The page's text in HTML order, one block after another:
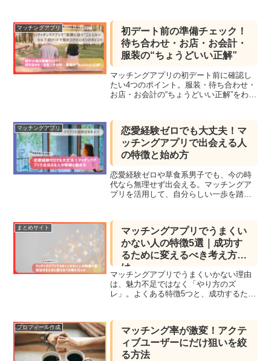
が見落としがちな違いをわかりやすく整
理しています。この記事を読めば、安心
してアプリを選べる視点が手に入りま
す。
マッチングアプリ
初デート前の準備チェック！
待ち合わせ・お店・お会計・
服装の“ちょうどいい正解”
マッチングアプリの初デート前に確認し
たい4つのポイント。服装・待ち合わせ・
お店・お会計の“ちょうどいい正解”をわか
マッチングアプリ
恋愛経験ゼロでも大丈夫！マ
ッチングアプリで出会える人
の特徴と始め方
恋愛経験ゼロや草食系男子でも、今の時
代なら無理せず出会える。マッチングア
プリを活用して、自分らしい一歩を踏み
まとめサイト
マッチングアプリでうまくい
かない人の特徴5選｜成功す
るために変えるべき考え方と
は
マッチングアプリでうまくいかない理由
は、魅力不足ではなく「やり方のズ
レ」。よくある特徴5つと、成功するため
プロフィール作成
マッチング率が激変！アクテ
ィブユーザーにだけ狙いを絞
る方法